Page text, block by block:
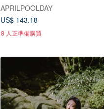
APRILPOOLDAY
US$ 143.18
8 人正準備購買